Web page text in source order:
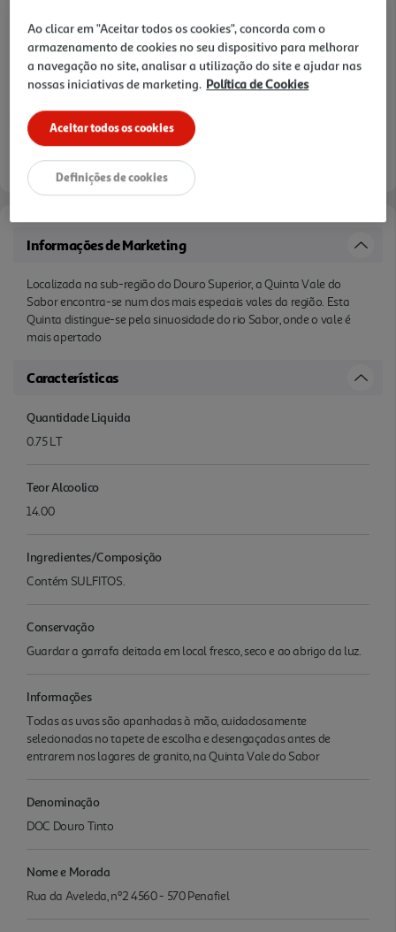
Informações de Marketing
Localizada na sub-região do Douro Superior, a Quinta Vale do
Sabor encontra-se num dos mais especiais vales da região. Esta
Quinta distingue-se pela sinuosidade do rio Sabor, onde o vale é
mais apertado
Características
Quantidade Liquida
0.75 LT
Teor Alcoolico
14.00
Ingredientes/Composição
Contém SULFITOS.
Conservação
Guardar a garrafa deitada em local fresco, seco e ao abrigo da luz.
Informações
Todas as uvas são apanhadas à mão, cuidadosamente
selecionadas no tapete de escolha e desengaçadas antes de
entrarem nos lagares de granito, na Quinta Vale do Sabor
Denominação
DOC Douro Tinto
Nome e Morada
Rua da Aveleda, nº2 4560 - 570 Penafiel
Ao clicar em "Aceitar todos os cookies", concorda com o
armazenamento de cookies no seu dispositivo para melhorar
a navegação no site, analisar a utilização do site e ajudar nas
nossas iniciativas de marketing. Política de Cookies
Aceitar todos os cookies
Definições de cookies